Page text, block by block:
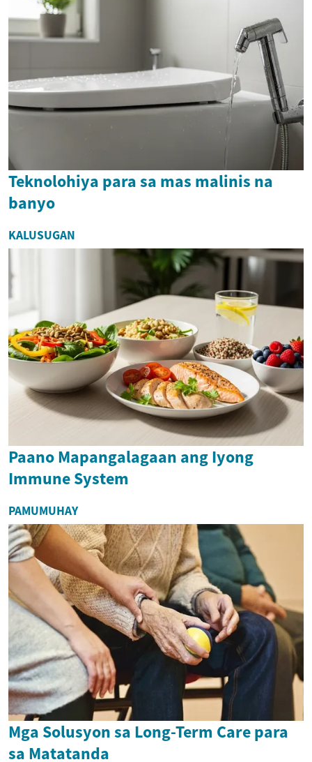
Teknolohiya para sa mas malinis na
banyo
KALUSUGAN
Paano Mapangalagaan ang Iyong
Immune System
PAMUMUHAY
Mga Solusyon sa Long-Term Care para
sa Matatanda